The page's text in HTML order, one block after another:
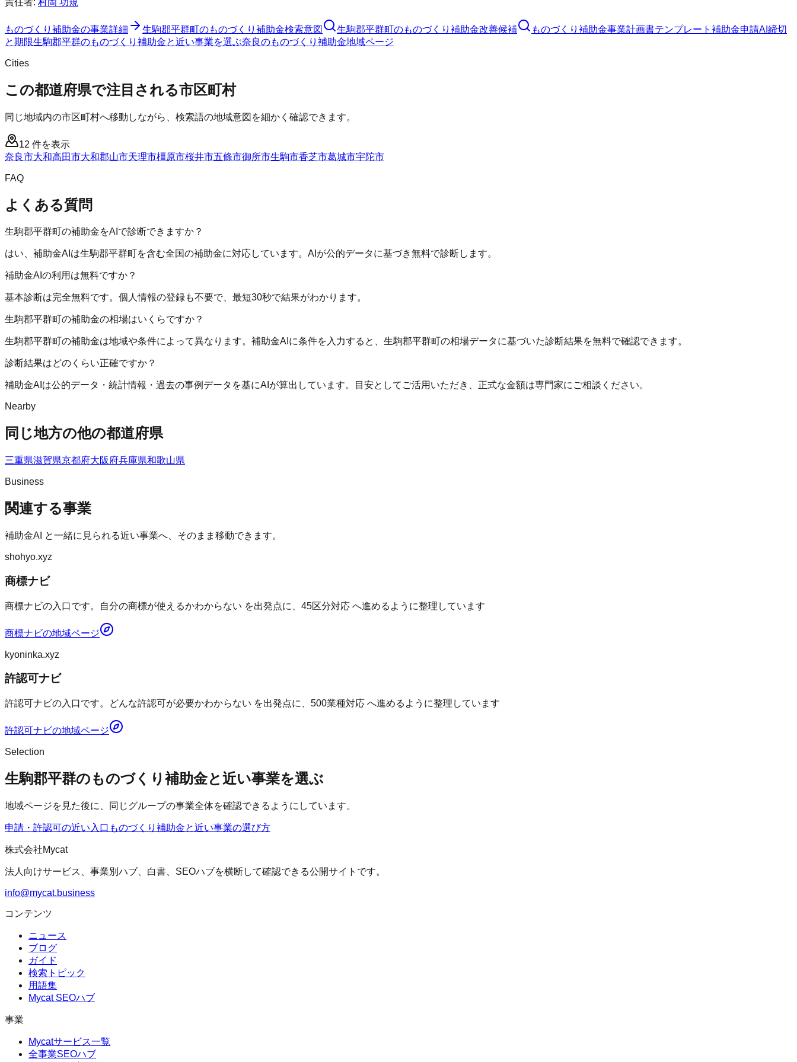
ものづくり補助金の事業詳細 生駒郡平群町のものづくり補助金検索意図 生駒郡平群町のものづくり補助金改善候補 ものづくり補助金事業計画書テンプレート 補助金申請AI 締切
と期限生駒郡平群のものづくり補助金と近い事業を選ぶ奈良のものづくり補助金地域ページ
Cities
この都道府県で注目される市区町村
同じ地域内の市区町村へ移動しながら、検索語の地域意図を細かく確認できます。
12 件を表示
奈良市大和高田市大和郡山市天理市橿原市桜井市五條市御所市生駒市香芝市葛城市宇陀市
FAQ
よくある質問
生駒郡平群町の補助金をAIで診断できますか？
はい、補助金AIは生駒郡平群町を含む全国の補助金に対応しています。AIが公的データに基づき無料で診断します。
補助金AIの利用は無料ですか？
基本診断は完全無料です。個人情報の登録も不要で、最短30秒で結果がわかります。
生駒郡平群町の補助金の相場はいくらですか？
生駒郡平群町の補助金は地域や条件によって異なります。補助金AIに条件を入力すると、生駒郡平群町の相場データに基づいた診断結果を無料で確認できます。
診断結果はどのくらい正確ですか？
補助金AIは公的データ・統計情報・過去の事例データを基にAIが算出しています。目安としてご活用いただき、正式な金額は専門家にご相談ください。
Nearby
同じ地方の他の都道府県
三重県滋賀県京都府大阪府兵庫県和歌山県
Business
関連する事業
補助金AI と一緒に見られる近い事業へ、そのまま移動できます。
shohyo.xyz
商標ナビ
商標ナビの入口です。自分の商標が使えるかわからない を出発点に、45区分対応 へ進めるように整理しています
商標ナビの地域ページ
kyoninka.xyz
許認可ナビ
許認可ナビの入口です。どんな許認可が必要かわからない を出発点に、500業種対応 へ進めるように整理しています
許認可ナビの地域ページ
Selection
生駒郡平群のものづくり補助金と近い事業を選ぶ
地域ページを見た後に、同じグループの事業全体を確認できるようにしています。
申請・許認可の近い入口 ものづくり補助金と近い事業の選び方
株式会社Mycat
法人向けサービス、事業別ハブ、白書、SEOハブを横断して確認できる公開サイトです。
info@mycat.business
コンテンツ
ニュース
ブログ
ガイド
検索トピック
用語集
Mycat SEOハブ
事業
Mycatサービス一覧
全事業SEOハブ